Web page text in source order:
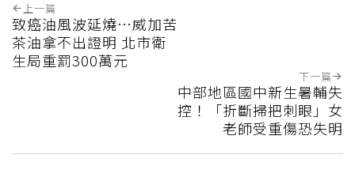
上一篇
致癌油風波延燒…威加苦
茶油拿不出證明 北市衛
生局重罰300萬元
下一篇
中部地區國中新生暑輔失
控！「折斷掃把刺眼」女
老師受重傷恐失明